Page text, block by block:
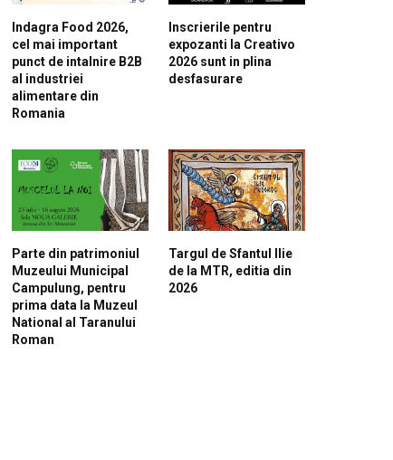
Indagra Food 2026,
cel mai important
punct de intalnire B2B
al industriei
alimentare din
Romania
Inscrierile pentru
expozanti la Creativo
2026 sunt in plina
desfasurare
Parte din patrimoniul
Muzeului Municipal
Campulung, pentru
prima data la Muzeul
National al Taranului
Roman
Targul de Sfantul Ilie
de la MTR, editia din
2026